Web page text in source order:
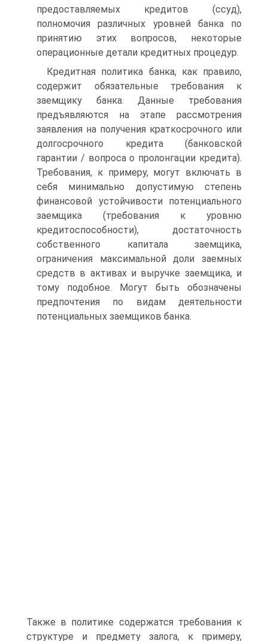
предоставляемых кредитов (ссуд),
полномочия различных уровней банка по
принятию этих вопросов, некоторые
операционные детали кредитных процедур.
Кредитная политика банка, как правило,
содержит обязательные требования к
заемщику банка. Данные требования
предъявляются на этапе рассмотрения
заявления на получения краткосрочного или
долгосрочного кредита (банковской
гарантии / вопроса о пролонгации кредита).
Требования, к примеру, могут включать в
себя минимально допустимую степень
финансовой устойчивости потенциального
заемщика (требования к уровню
кредитоспособности), достаточность
собственного капитала заемщика,
ограничения максимальной доли заемных
средств в активах и выручке заемщика, и
тому подобное. Могут быть обозначены
предпочтения по видам деятельности
потенциальных заемщиков банка.
Также в политике содержатся требования к
структуре и предмету залога, к примеру,